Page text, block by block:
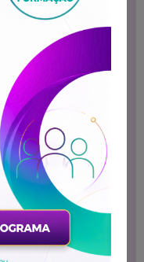
necessita desse
conhecimento